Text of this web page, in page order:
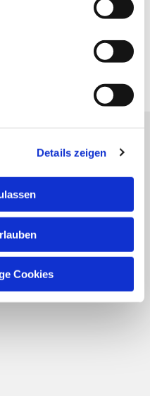
Details zeigen
Cookies
Fläming